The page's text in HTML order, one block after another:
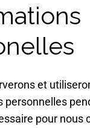
et
personnelles
pour nous